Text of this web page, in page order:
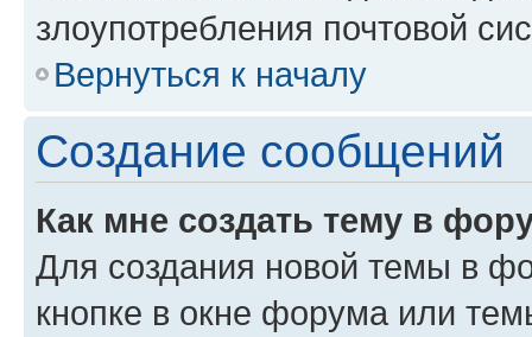
злоупотребления почтовой
Вернуться к началу
Создание сообщений
Как мне создать тему в
Для создания новой темы в
кнопке в окне форума или